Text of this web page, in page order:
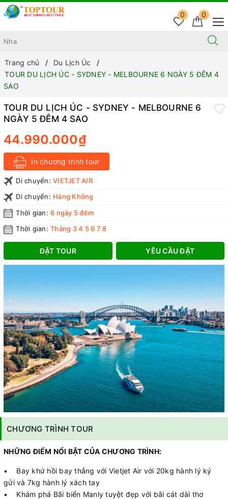
0
0
Trang chủ
Du Lịch Úc
TOUR DU LỊCH ÚC - SYDNEY - MELBOURNE 6 NGÀY 5 ĐÊM 4
SAO
CHƯƠNG TRÌNH TOUR
NHỮNG ĐIỂM NỔI BẬT CỦA CHƯƠNG TRÌNH:
• Bay khứ hồi bay thẳng với Vietjet Air với 20kg hành lý ký
gửi và 7kg hành lý xách tay
• Khám phá Bãi biển Manly tuyệt đẹp với bãi cát dài thơ
TOUR DU LỊCH ÚC - SYDNEY - MELBOURNE 6
NGÀY 5 ĐÊM 4 SAO
44.990.000₫
In chương trình tour
Di chuyển: VIETJET AIR
Di chuyển: Hàng Không
Thời gian: 6 ngày 5 đêm
Thời gian: Tháng 3 4 5 6 7 8
ĐẶT TOUR YÊU CẦU ĐẶT